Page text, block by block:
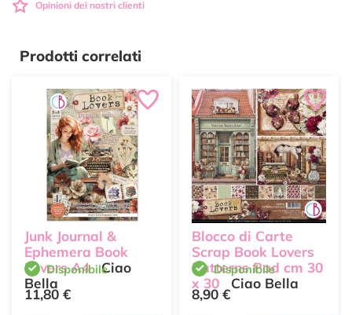
Opinioni dei nostri clienti
Prodotti correlati
Junk Journal &
Ephemera Book
Lovers A4 Ciao
Bella
Disponibile
11,80 €
Blocco di Carte
Scrap Book Lovers
Patterns Pad cm 30
x 30
Ciao Bella
Disponibile
8,90 €